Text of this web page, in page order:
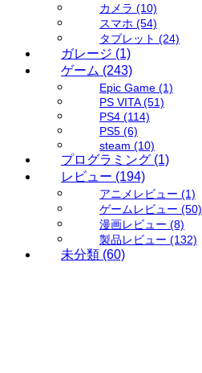
カメラ (10)
スマホ (54)
タブレット (24)
ガレージ (1)
ゲーム (243)
Epic Game (1)
PS VITA(51)
PS4 (114)
PS5 (6)
steam (10)
プログラミング (1)
レビュー (194)
アニメレビュー (1)
ゲームレビュー (50)
漫画レビュー (8)
製品レビュー (132)
未分類 (60)